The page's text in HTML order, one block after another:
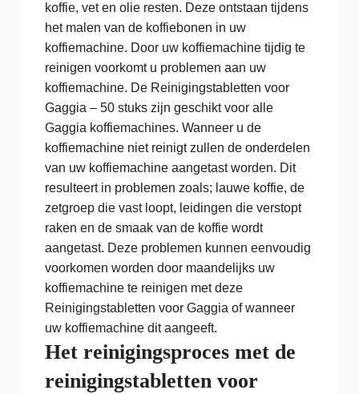
koffie, vet en olie resten. Deze ontstaan tijdens
het malen van de koffiebonen in uw
koffiemachine. Door uw koffiemachine tijdig te
reinigen voorkomt u problemen aan uw
koffiemachine. De Reinigingstabletten voor
Gaggia – 50 stuks zijn geschikt voor alle
Gaggia koffiemachines. Wanneer u de
koffiemachine niet reinigt zullen de onderdelen
van uw koffiemachine aangetast worden. Dit
resulteert in problemen zoals; lauwe koffie, de
zetgroep die vast loopt, leidingen die verstopt
raken en de smaak van de koffie wordt
aangetast. Deze problemen kunnen eenvoudig
voorkomen worden door maandelijks uw
koffiemachine te reinigen met deze
Reinigingstabletten voor Gaggia of wanneer
uw koffiemachine dit aangeeft.
Het reinigingsproces met de
reinigingstabletten voor